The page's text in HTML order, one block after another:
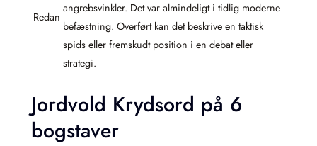
Redan
angrebsvinkler. Det var almindeligt i tidlig moderne
befæstning. Overført kan det beskrive en taktisk
spids eller fremskudt position i en debat eller
strategi.
Jordvold Krydsord på 6
bogstaver